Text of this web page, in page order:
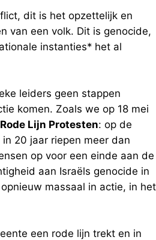
dit is het opzettelijk en
van een volk. Dit is genocide,
instanties* het al
leiders geen stappen
komen. Zoals we op 18 mei
Rode Lijn Protesten: op de
20 jaar riepen meer dan
op voor een einde aan de
aan Israëls genocide in
massaal in actie, in het
een rode lijn trekt en in